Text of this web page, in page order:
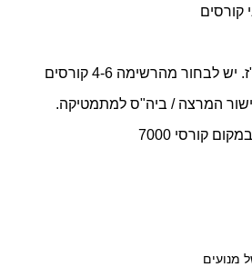
קורסים
המרצה / ביה"ס למתמטיקה.
מנועים